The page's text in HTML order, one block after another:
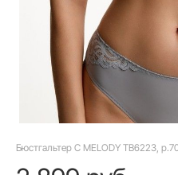
Бюстгальтер C MELODY TB6223,